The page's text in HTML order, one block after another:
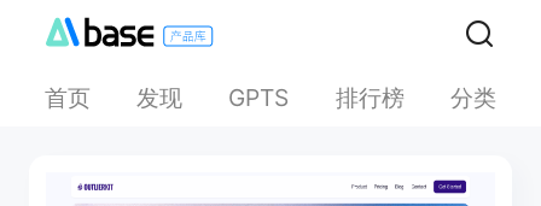
首页 发现 GPTS 排行榜 分类